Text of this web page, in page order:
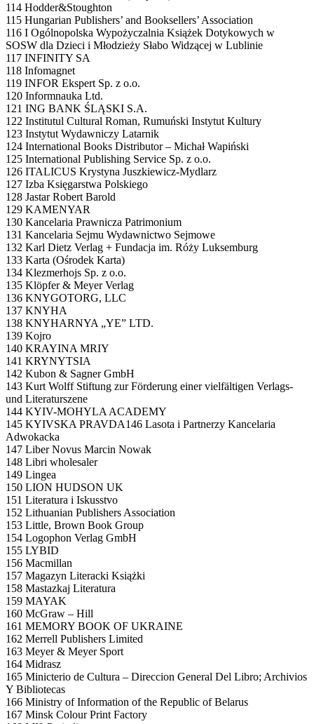
114 Hodder&Stoughton
115 Hungarian Publishers’ and Booksellers’ Association
116 I Ogólnopolska Wypożyczalnia Książek Dotykowych w
SOSW dla Dzieci i Młodzieży Słabo Widzącej w Lublinie
117 INFINITY SA
118 Infomagnet
119 INFOR Ekspert Sp. z o.o.
120 Informnauka Ltd.
121 ING BANK ŚLĄSKI S.A.
122 Institutul Cultural Roman, Rumuński Instytut Kultury
123 Instytut Wydawniczy Latarnik
124 International Books Distributor – Michał Wapiński
125 International Publishing Service Sp. z o.o.
126 ITALICUS Krystyna Juszkiewicz-Mydlarz
127 Izba Księgarstwa Polskiego
128 Jastar Robert Barold
129 KAMENYAR
130 Kancelaria Prawnicza Patrimonium
131 Kancelaria Sejmu Wydawnictwo Sejmowe
132 Karl Dietz Verlag + Fundacja im. Róży Luksemburg
133 Karta (Ośrodek Karta)
134 Klezmerhojs Sp. z o.o.
135 Klöpfer & Meyer Verlag
136 KNYGOTORG, LLC
137 KNYHA
138 KNYHARNYA „YE” LTD.
139 Kojro
140 KRAYINA MRIY
141 KRYNYTSIA
142 Kubon & Sagner GmbH
143 Kurt Wolff Stiftung zur Förderung einer vielfältigen Verlags-
und Literaturszene
144 KYIV-MOHYLA ACADEMY
145 KYIVSKA PRAVDA146 Lasota i Partnerzy Kancelaria
Adwokacka
147 Liber Novus Marcin Nowak
148 Libri wholesaler
149 Lingea
150 LION HUDSON UK
151 Literatura i Iskusstvo
152 Lithuanian Publishers Association
153 Little, Brown Book Group
154 Logophon Verlag GmbH
155 LYBID
156 Macmillan
157 Magazyn Literacki Książki
158 Mastazkaj Literatura
159 MAYAK
160 McGraw – Hill
161 MEMORY BOOK OF UKRAINE
162 Merrell Publishers Limited
163 Meyer & Meyer Sport
164 Midrasz
165 Minicterio de Cultura – Direccion General Del Libro; Archivios
Y Bibliotecas
166 Ministry of Information of the Republic of Belarus
167 Minsk Colour Print Factory